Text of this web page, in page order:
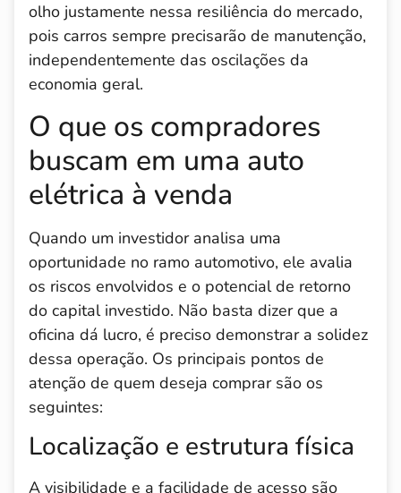
olho justamente nessa resiliência do mercado,
pois carros sempre precisarão de manutenção,
independentemente das oscilações da
economia geral.
O que os compradores
buscam em uma auto
elétrica à venda
Quando um investidor analisa uma
oportunidade no ramo automotivo, ele avalia
os riscos envolvidos e o potencial de retorno
do capital investido. Não basta dizer que a
oficina dá lucro, é preciso demonstrar a solidez
dessa operação. Os principais pontos de
atenção de quem deseja comprar são os
seguintes:
Localização e estrutura física
A visibilidade e a facilidade de acesso são